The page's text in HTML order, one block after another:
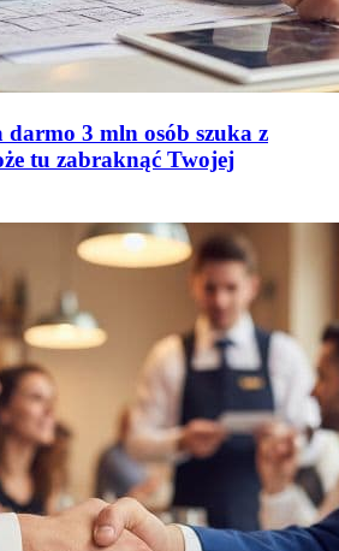
darmo 3 mln osób szuka z
tu zabraknąć Twojej